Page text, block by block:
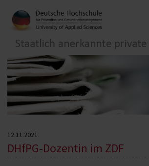
12.11.2021
DHfPG-Dozentin im ZDF